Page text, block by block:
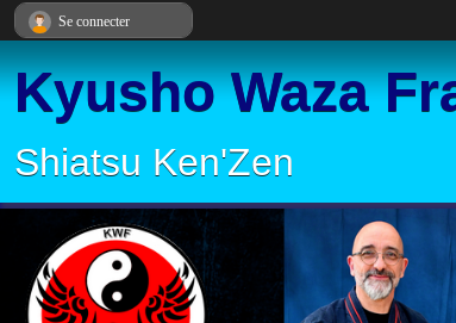
Kyusho Waza
Shiatsu Ken'Zen
Se connecter
Panneau de gestion des cookies